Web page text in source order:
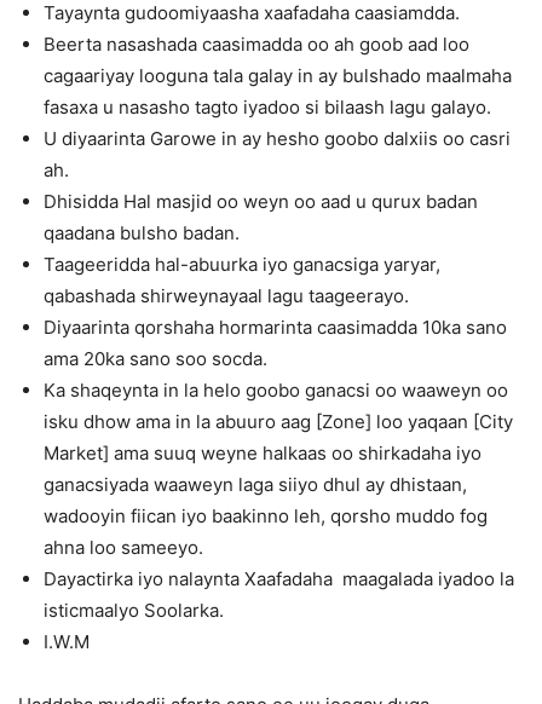
Tayaynta gudoomiyaasha xaafadaha caasiamdda.
Beerta nasashada caasimadda oo ah goob aad loo
cagaariyay looguna tala galay in ay bulshado maalmaha
fasaxa u nasasho tagto iyadoo si bilaash lagu galayo.
U diyaarinta Garowe in ay hesho goobo dalxiis oo casri
ah.
Dhisidda Hal masjid oo weyn oo aad u qurux badan
qaadana bulsho badan.
Taageeridda hal-abuurka iyo ganacsiga yaryar,
qabashada shirweynayaal lagu taageerayo.
Diyaarinta qorshaha hormarinta caasimadda 10ka sano
ama 20ka sano soo socda.
Ka shaqeynta in la helo goobo ganacsi oo waaweyn oo
isku dhow ama in la abuuro aag [Zone] loo yaqaan [City
Market] ama suuq weyne halkaas oo shirkadaha iyo
ganacsiyada waaweyn laga siiyo dhul ay dhistaan,
wadooyin fiican iyo baakinno leh, qorsho muddo fog
ahna loo sameeyo.
Dayactirka iyo nalaynta Xaafadaha maagalada iyadoo la
isticmaalyo Soolarka.
I.W.M